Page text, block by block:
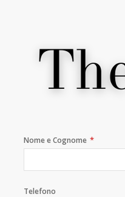
Nome e Cognome *
Telefono